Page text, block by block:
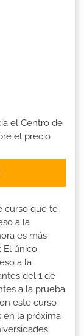
el Centro de
el precio
curso que te
a la
es más
El único
a la
del 1 de
a la prueba
este curso
en la próxima